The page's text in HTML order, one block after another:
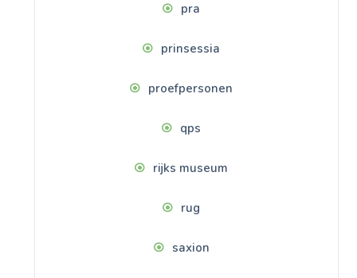
pra
prinsessia
proefpersonen
qps
rijks museum
rug
saxion